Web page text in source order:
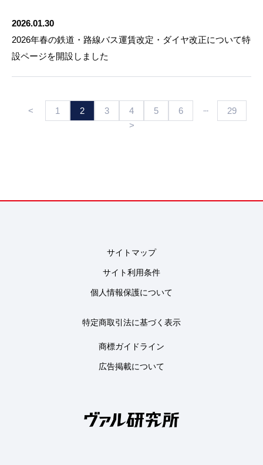
2026.01.30
2026年春の鉄道・路線バス運賃改定・ダイヤ改正について特
設ページを開設しました
< 1 2 3 4 5 6 ···
29
>
サイトマップ
サイト利用条件
個人情報保護について
特定商取引法に基づく表示
商標ガイドライン
広告掲載について